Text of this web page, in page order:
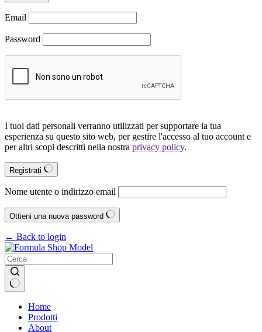
Email
Password
I tuoi dati personali verranno utilizzati per supportare la tua
esperienza su questo sito web, per gestire l'accesso al tuo account e
per altri scopi descritti nella nostra privacy policy.
Registrati
Nome utente o indirizzo email
Ottieni una nuova password
← Back to login
risultatoHome
Prodotti
About